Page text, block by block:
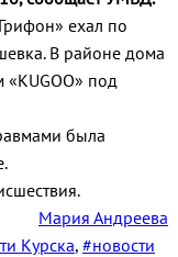
ехал по
В районе дома
«KUGOO» под
была
Мария Андреева
Курска, #новости